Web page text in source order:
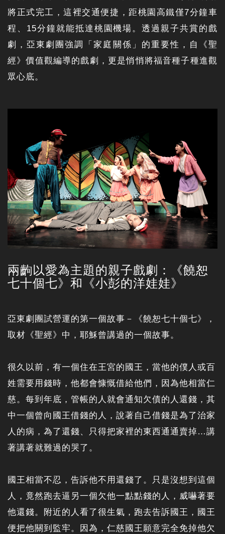
將正式完工，這裡交通便捷，距桃園高鐵僅7分鐘車
程、15分鐘就能抵達桃園機場。透過親子共賞的戲
劇，亞東劇團強調「家庭關係」的重要性，自《聖
經》價值觀編導的戲劇，更是悄悄將福音種子種進觀
眾心底。
兩齣以愛為主題的親子戲劇：《饒恕
七十個七》和《小彭的洋娃娃》
亞東劇團試營運的第一個故事－《饒恕七十個七》，
取材《聖經》中，耶穌曾講過的一個故事。
很久以前，有一個住在王宮的國王，當他的僕人或百
姓需要用錢時，他都會慷慨借給他們，因為他相當仁
慈。每到年底，管帳的人就會通知欠債的人還錢，其
中一個曾向國王借錢的人，說著自己借錢是為了治家
人的病，為了還錢、只得把家裡的東西通通賣掉…講
著講著就難過的哭了。
國王相當不忍，告訴他不用還錢了。只是沒想到這個
人，竟然跑去逼另一個欠他一點點錢的人，威嚇著要
他還錢。附近的人看了很生氣，跑去告訴國王，國王
便把他關到監牢。因為，仁慈國王願意完全免掉他欠